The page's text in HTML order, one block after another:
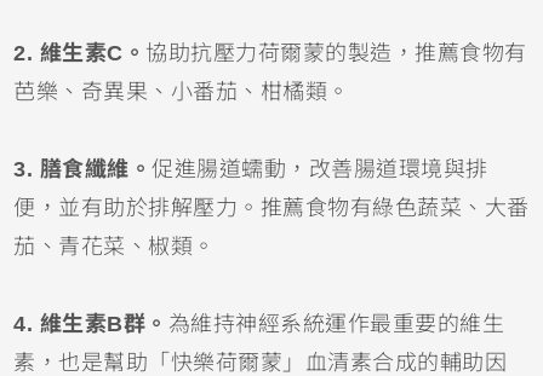
2. 維生素C。 協助抗壓力荷爾蒙的製造，推薦食物有
芭樂、奇異果、小番茄、柑橘類。
3. 膳食纖維。促進腸道蠕動，改善腸道環境與排
便，並有助於排解壓力。推薦食物有綠色蔬菜、大番
茄、青花菜、椒類。
4. 維生素B群。 為維持神經系統運作最重要的維生
素，也是幫助「快樂荷爾蒙」血清素合成的輔助因